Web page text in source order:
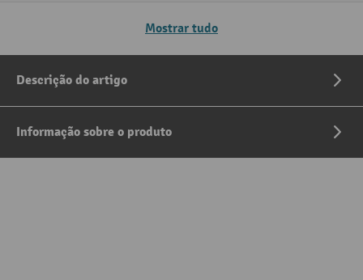
Mostrar tudo
Descrição do artigo
Informação sobre o produto